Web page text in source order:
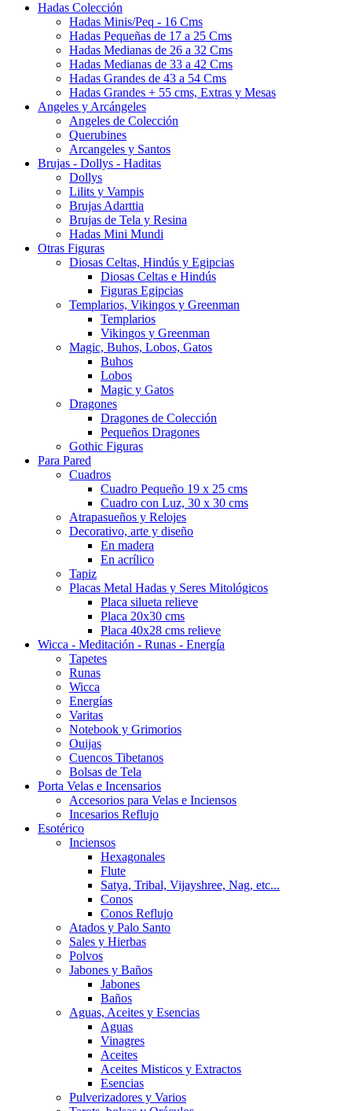
Hadas Colección
Hadas Minis/Peq - 16 Cms
Hadas Pequeñas de 17 a 25 Cms
Hadas Medianas de 26 a 32 Cms
Hadas Medianas de 33 a 42 Cms
Hadas Grandes de 43 a 54 Cms
Hadas Grandes + 55 cms, Extras y Mesas
Angeles y Arcángeles
Angeles de Colección
Querubines
Arcangeles y Santos
Brujas - Dollys - Haditas
Dollys
Lilits y Vampis
Brujas Adarttia
Brujas de Tela y Resina
Hadas Mini Mundi
Otras Figuras
Diosas Celtas, Hindús y Egipcias
Diosas Celtas e Hindús
Figuras Egipcias
Templarios, Vikingos y Greenman
Templarios
Vikingos y Greenman
Magic, Buhos, Lobos, Gatos
Buhos
Lobos
Magic y Gatos
Dragones
Dragones de Colección
Pequeños Dragones
Gothic Figuras
Para Pared
Cuadros
Cuadro Pequeño 19 x 25 cms
Cuadro con Luz, 30 x 30 cms
Atrapasueños y Relojes
Decorativo, arte y diseño
En madera
En acrílico
Tapiz
Placas Metal Hadas y Seres Mitológicos
Placa silueta relieve
Placa 20x30 cms
Placa 40x28 cms relieve
Wicca - Meditación - Runas - Energía
Tapetes
Runas
Wicca
Energías
Varitas
Notebook y Grimorios
Ouijas
Cuencos Tibetanos
Bolsas de Tela
Porta Velas e Incensarios
Accesorios para Velas e Inciensos
Incesarios Reflujo
Esotérico
Inciensos
Hexagonales
Flute
Satya, Tribal, Vijayshree, Nag, etc...
Conos
Conos Reflujo
Atados y Palo Santo
Sales y Hierbas
Polvos
Jabones y Baños
Jabones
Baños
Aguas, Aceites y Esencias
Aguas
Vinagres
Aceites
Aceites Misticos y Extractos
Esencias
Pulverizadores y Varios